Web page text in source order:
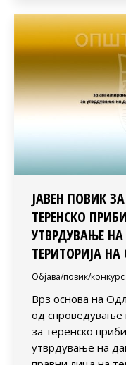
ЈАВЕН ПОВИК
ТЕРЕНСКО
УТВРДУВАЊЕ
ТЕРИТОРИЈА
Објава/повик/конкурс
Врз основа на
од спроведување
за теренско
утврдување на